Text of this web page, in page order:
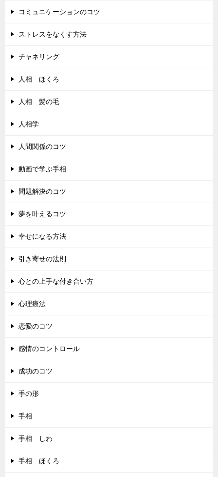
コミュニケーションのコツ
ストレスをなくす方法
チャネリング
人相 ほくろ
人相 髪の毛
人相学
人間関係のコツ
動画で学ぶ手相
問題解決のコツ
夢を叶えるコツ
幸せになる方法
引き寄せの法則
心との上手な付き合い方
心理療法
恋愛のコツ
感情のコントロール
成功のコツ
手の形
手相
手相 しわ
手相 ほくろ